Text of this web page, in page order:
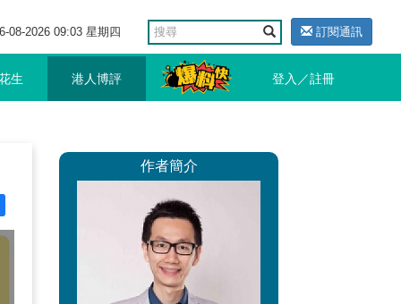
08-2026 09:03 星期四 訂閱通訊
生 港人博評 登入／註冊
作者簡介